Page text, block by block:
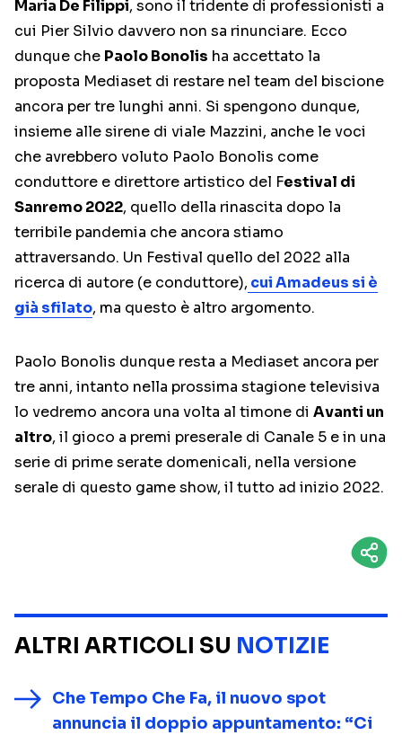
Maria De Filippi, sono il tridente di professionisti a
cui Pier Silvio davvero non sa rinunciare. Ecco
dunque che Paolo Bonolis ha accettato la
proposta Mediaset di restare nel team del biscione
ancora per tre lunghi anni. Si spengono dunque,
insieme alle sirene di viale Mazzini, anche le voci
che avrebbero voluto Paolo Bonolis come
conduttore e direttore artistico del Festival di
Sanremo 2022, quello della rinascita dopo la
terribile pandemia che ancora stiamo
attraversando. Un Festival quello del 2022 alla
ricerca di autore (e conduttore), cuiAmadeus si è
già sfilato, ma questo è altro argomento.
Paolo Bonolis dunque resta a Mediaset ancora per
tre anni, intanto nella prossima stagione televisiva
lo vedremo ancora una volta al timone di Avanti un
altro, il gioco a premi preserale di Canale 5 e in una
serie di prime serate domenicali, nella versione
serale di questo game show, il tutto ad inizio 2022.
ALTRI ARTICOLI SU NOTIZIE
Che Tempo Che Fa, il nuovo spot
annuncia il doppio appuntamento: “Ci